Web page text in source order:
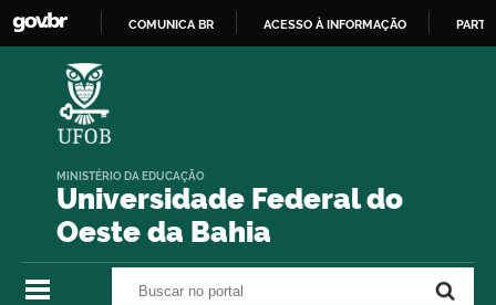
COMUNICA BR ACESSO À INFORMAÇÃO
Universidade Federal do
Oeste da Bahia
MINISTÉRIO DA EDUCAÇÃO